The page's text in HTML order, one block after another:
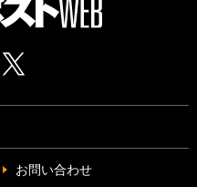
お問い合わせ